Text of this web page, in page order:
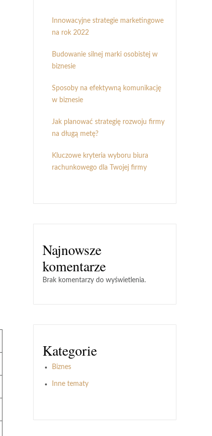
Innowacyjne strategie marketingowe
na rok 2022
Budowanie silnej marki osobistej w
biznesie
Sposoby na efektywną komunikację
w biznesie
Jak planować strategię rozwoju firmy
na długą metę?
Kluczowe kryteria wyboru biura
rachunkowego dla Twojej firmy
Najnowsze
komentarze
Brak komentarzy do wyświetlenia.
Kategorie
Biznes
Inne tematy